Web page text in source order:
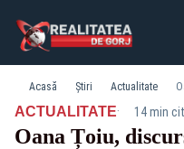
Acasă Știri Actualitate
ACTUALITATE· 14 min
Oana Țoiu,